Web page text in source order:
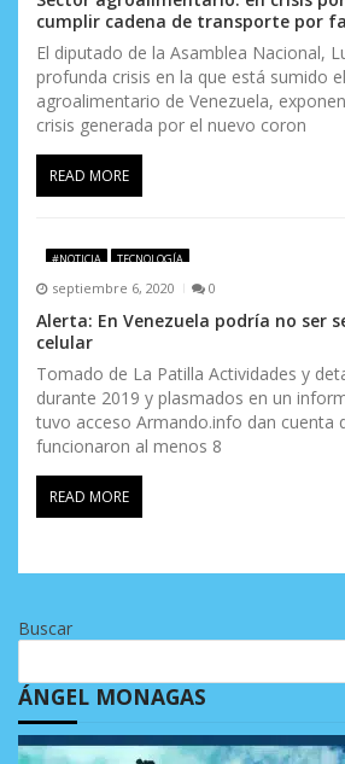
cumplir cadena de transporte por
El diputado de la Asamblea Nacional,
profunda crisis en la que está sumido
agroalimentario de Venezuela,
crisis generada por el nuevo coron
READ MORE
#NOTICIA TECNOLOGÍA
septiembre 6, 2020 0
Alerta: En Venezuela podría no ser
celular
Tomado de La Patilla Actividades y
durante 2019 y plasmados en un
tuvo acceso Armando.info dan cuenta
funcionaron al menos 8
READ MORE
Buscar
ÁNGEL MONAGAS